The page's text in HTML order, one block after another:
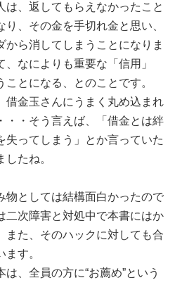
は、返してもらえなかったこと
、その金を手切れ金と思い、
から消してしまうことになりま
なによりも重要な「信用」
とになる、とのことです。
借金玉さんにうまく丸め込まれ
・・そう言えば、「借金とは絆
失ってしまう」とか言っていた
たね。
物としては結構面白かったので
二次障害と対処中で本書にはか
また、そのハックに対しても合
す。
、全員の方に“お薦め”という